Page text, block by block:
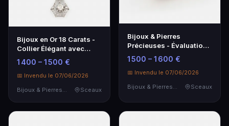
Bijoux en Or 18 Carats -
Collier Élégant avec
Pierre Précieuse
1 400 – 1 500 €
📅 Invendu le 07/06/2026
Bijoux & Pierres Précieuses
Sceaux
Bijoux & Pierres
Précieuses - Évaluation
Lot Invendu SVV SIBONI
1 500 – 1 600 €
📅 Invendu le 07/06/2026
Bijoux & Pierres Précieuses
Sceaux